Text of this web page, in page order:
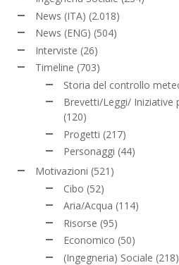
News (ITA) (2.018)
News (ENG) (504)
Interviste (26)
Timeline (703)
Storia del controllo
Brevetti/Leggi/ Iniziative
(120)
Progetti (217)
Personaggi (44)
Motivazioni (521)
Cibo (52)
Aria/Acqua (114)
Risorse (95)
Economico (50)
(Ingegneria) Sociale (218)